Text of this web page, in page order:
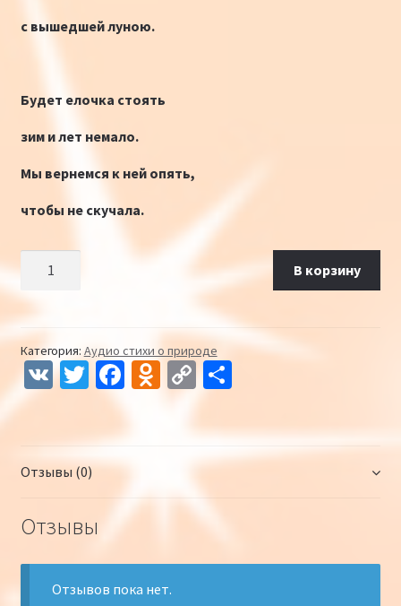
с вышедшей луною.
Будет елочка стоять
зим и лет немало.
Мы вернемся к ней опять,
чтобы не скучала.
Количество Новый год в лесу mp3 В корзину
Категория: Аудио стихи о природе
V T
wi
tt
er
Fa
b
o
o
k
O
d
kl
iki
C
o
p
y
Li
n
О
п
р
ть
Отзывы (0)
Отзывы
Отзывов пока нет.